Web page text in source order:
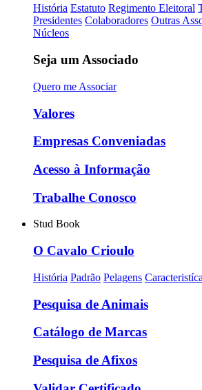
História Estatuto Regimento Eleitoral
Presidentes Colaboradores Outras
Núcleos
Seja um Associado
Quero me Associar
Valores
Empresas Conveniadas
Acesso à Informação
Trabalhe Conosco
Stud Book
O Cavalo Crioulo
História Padrão Pelagens
Pesquisa de Animais
Catálogo de Marcas
Pesquisa de Afixos